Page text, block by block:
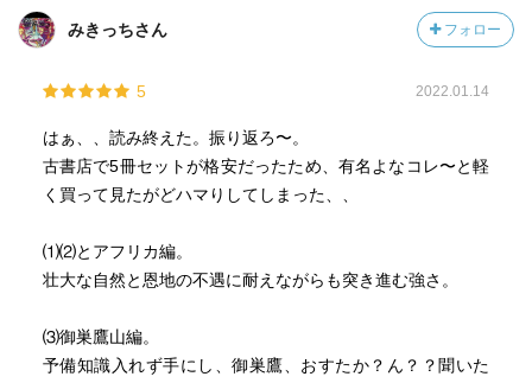
みきっちさん フォロー
5 2022.01.14
はぁ、、読み終えた。振り返ろ〜。
古書店で5冊セットが格安だったため、有名よなコレ〜と軽
く買って見たがどハマりしてしまった、、
⑴⑵とアフリカ編。
壮大な自然と恩地の不遇に耐えながらも突き進む強さ。
⑶御巣鷹山編。
予備知識入れず手にし、御巣鷹、おすたか？ん？？聞いた